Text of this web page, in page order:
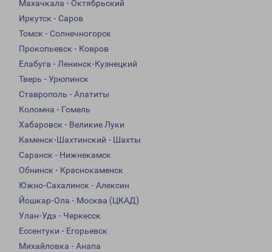
Махачкала - Октябрьский
Иркутск - Саров
Томск - Солнечногорск
Прокопьевск - Ковров
Елабуга - Ленинск-Кузнецкий
Тверь - Урюпинск
Ставрополь - Апатиты
Коломна - Гомель
Хабаровск - Великие Луки
Каменск-Шахтинский - Шахты
Саранск - Нижнекамск
Обнинск - Краснокаменск
Южно-Сахалинск - Алексин
Йошкар-Ола - Москва (ЦКАД)
Улан-Удэ - Черкесск
Ессентуки - Егорьевск
Михайловка - Анапа